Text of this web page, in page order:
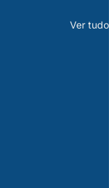
Ver tudo